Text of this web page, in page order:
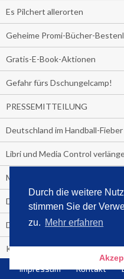
Durch die weitere
stimmen Sie der
zu. Mehr erfahren
Es Pilchert allerorten
Geheime Promi-Bücher-
Gratis-E-Book-Aktionen
Gefahr fürs Dschungelcamp!
PRESSEMITTEILUNG
Deutschland im Handball-Fieber
Libri und Media Control
Medienquiz:
Deutschlands Jahrescharts 2018
Die TV-Quotenkönige 2018
KNV und Media Control
STRENG VERTRAULICH
Impressum Kontakt